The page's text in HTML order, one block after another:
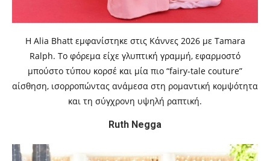
Η Alia Bhatt εμφανίστηκε στις Κάννες 2026 με Tamara
Ralph. Το φόρεμα είχε γλυπτική γραμμή, εφαρμοστό
μπούστο τύπου κορσέ και μία πιο “fairy-tale couture”
αίσθηση, ισορροπώντας ανάμεσα στη ρομαντική κομψότητα
και τη σύγχρονη υψηλή ραπτική.
Ruth Negga